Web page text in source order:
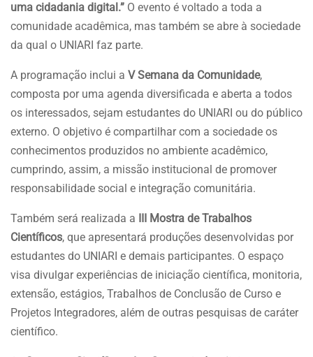
uma cidadania digital.” O evento é voltado a toda a
comunidade acadêmica, mas também se abre à sociedade
da qual o UNIARI faz parte.
A programação inclui a V Semana da Comunidade,
composta por uma agenda diversificada e aberta a todos
os interessados, sejam estudantes do UNIARI ou do público
externo. O objetivo é compartilhar com a sociedade os
conhecimentos produzidos no ambiente acadêmico,
cumprindo, assim, a missão institucional de promover
responsabilidade social e integração comunitária.
Também será realizada a III Mostra de Trabalhos
Científicos, que apresentará produções desenvolvidas por
estudantes do UNIARI e demais participantes. O espaço
visa divulgar experiências de iniciação científica, monitoria,
extensão, estágios, Trabalhos de Conclusão de Curso e
Projetos Integradores, além de outras pesquisas de caráter
científico.